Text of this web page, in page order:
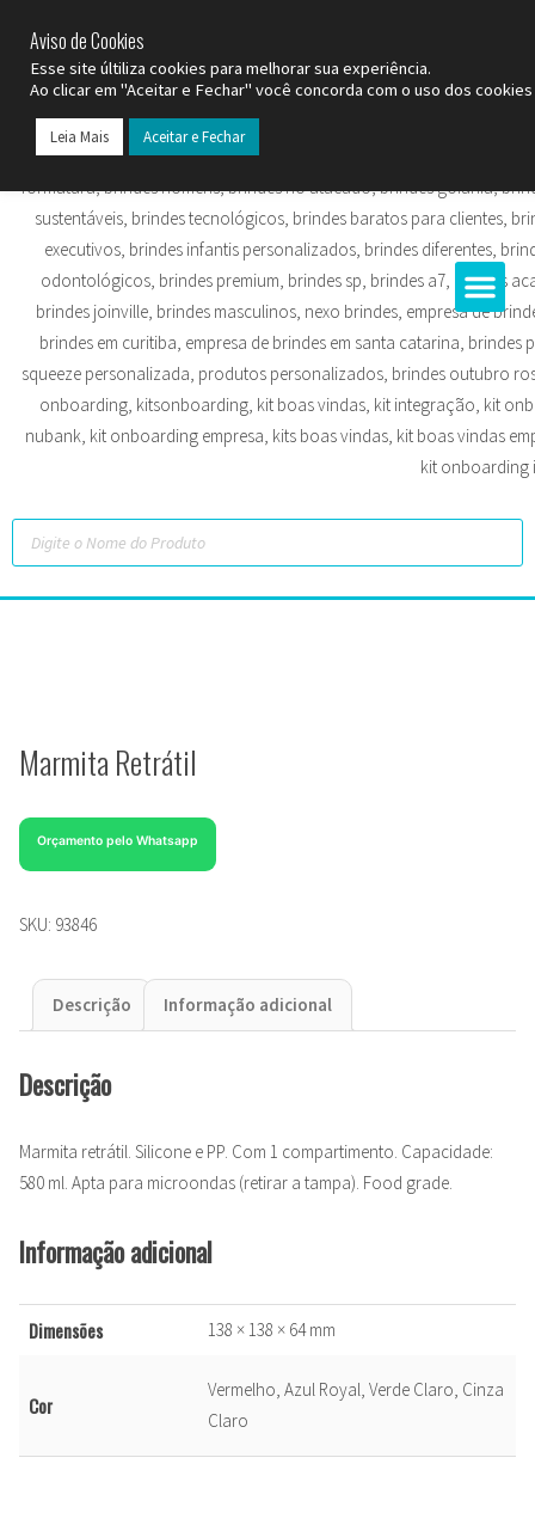
Marmita Retrátil
Orçamento pelo Whatsapp
SKU: 93846
Descrição Informação adicional
Descrição
Marmita retrátil. Silicone e PP. Com 1 compartimento. Capacidade:
580 ml. Apta para microondas (retirar a tampa). Food grade.
Informação adicional
Dimensões 138 × 138 × 64 mm
Cor
Vermelho, Azul Royal, Verde Claro, Cinza
Claro
Aviso de Cookies
Esse site últiliza cookies para melhorar sua experiência.
Ao clicar em "Aceitar e Fechar" você concorda com o uso dos
Leia Mais Aceitar e Fechar